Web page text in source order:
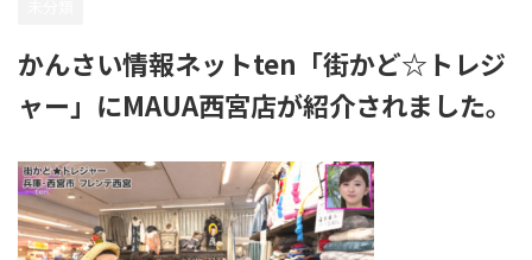
かんさい情報ネットten「街かど☆トレジ
ャー」にMAUA西宮店が紹介されました。